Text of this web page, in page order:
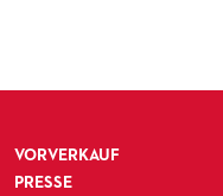
VORVERKAUF
PRESSE